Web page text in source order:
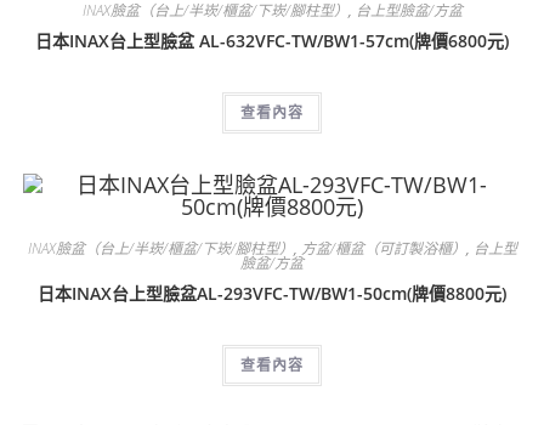
INAX臉盆（台上/半崁/櫃盆/下崁/腳柱型） , 台上型臉盆/方盆
日本INAX台上型臉盆 AL-632VFC-TW/BW1-57cm(牌價6800元)
查看內容
INAX臉盆（台上/半崁/櫃盆/下崁/腳柱型） , 方盆/櫃盆（可訂製浴櫃） , 台上型
臉盆/方盆
日本INAX台上型臉盆AL-293VFC-TW/BW1-50cm(牌價8800元)
查看內容